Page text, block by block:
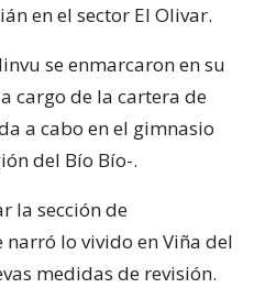
en el sector El Olivar.
se enmarcaron en su
cargo de la cartera de
a cabo en el gimnasio
del Bío Bío-.
la sección de
narró lo vivido en Viña del
medidas de revisión.